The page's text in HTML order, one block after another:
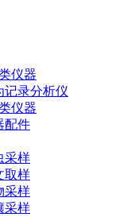
仪器
记录分析仪
仪器
配件
采样
取样
采样
采样